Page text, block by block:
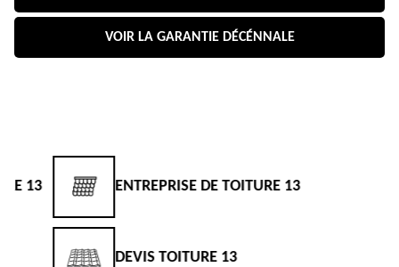
VOIR LA GARANTIE DÉCÉNNALE
ENTREPRISE DE TOITURE 13
DEVIS TOITURE 13